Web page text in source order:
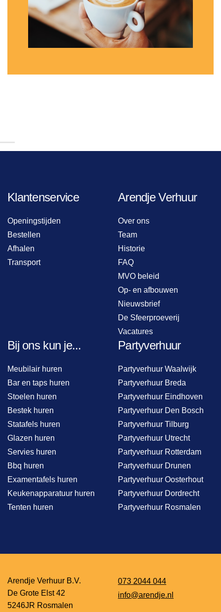
Klantenservice
Openingstijden
Bestellen
Afhalen
Transport
Arendje Verhuur
Over ons
Team
Historie
FAQ
MVO beleid
Op- en afbouwen
Nieuwsbrief
De Sfeerproeverij
Vacatures
Bij ons kun je...
Meubilair huren
Bar en taps huren
Stoelen huren
Bestek huren
Statafels huren
Glazen huren
Servies huren
Bbq huren
Examentafels huren
Keukenapparatuur huren
Tenten huren
Partyverhuur
Partyverhuur Waalwijk
Partyverhuur Breda
Partyverhuur Eindhoven
Partyverhuur Den Bosch
Partyverhuur Tilburg
Partyverhuur Utrecht
Partyverhuur Rotterdam
Partyverhuur Drunen
Partyverhuur Oosterhout
Partyverhuur Dordrecht
Partyverhuur Rosmalen
Arendje Verhuur B.V.
De Grote Elst 42
5246JR Rosmalen
073 2044 044
info@arendje.nl